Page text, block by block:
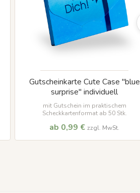
Gutscheinkarte Cute Case "blue
surprise" individuell
mit Gutschein im praktischem
Scheckkartenformat ab 50 Stk.
ab 0,99 € zzgl. MwSt.